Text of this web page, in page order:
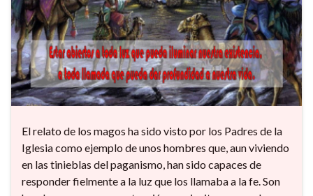
El relato de los magos ha sido visto por los Padres de la
Iglesia como ejemplo de unos hombres que, aun viviendo
en las tinieblas del paganismo, han sido capaces de
responder fielmente a la luz que los llamaba a la fe. Son